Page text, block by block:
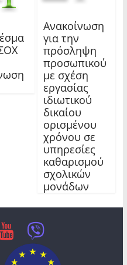
Ανακοίνωση
για την
πρόσληψη
προσωπικού
με σχέση
εργασίας
ιδιωτικού
δικαίου
ορισμένου
χρόνου σε
υπηρεσίες
καθαρισμού
σχολικών
μονάδων